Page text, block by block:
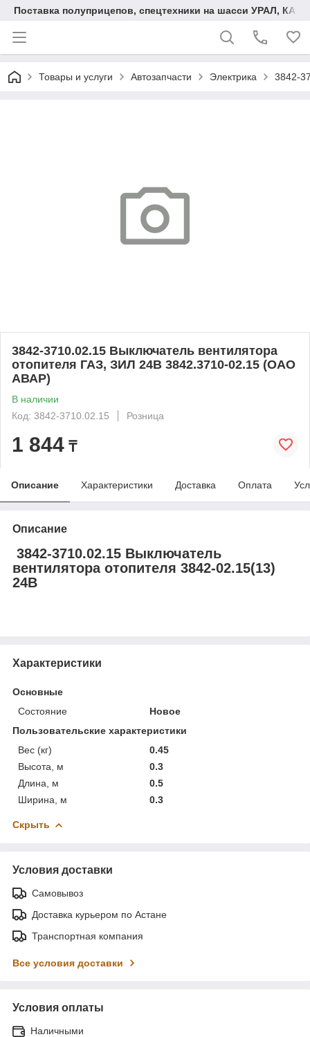
Поставка полуприцепов, спецтехники на шасси УРАЛ,
Товары и услуги Автозапчасти Электрика 3842-
3842-3710.02.15 Выключатель вентилятора
отопителя ГАЗ, ЗИЛ 24В 3842.3710-02.15 (ОАО
АВАР)
В наличии
Код: 3842-3710.02.15
Розница
1 844 ₸
Описание Характеристики Доставка Оплата
Описание
3842-3710.02.15 Выключатель
вентилятора отопителя 3842-02.15(13)
24В
Характеристики
Основные
Состояние
Новое
Пользовательские характеристики
Вес (кг)
0.45
Высота, м
0.3
Длина, м
0.5
Ширина, м
0.3
Скрыть
Условия доставки
Самовывоз
Доставка курьером по Астане
Транспортная компания
Все условия доставки
Условия оплаты
Наличными